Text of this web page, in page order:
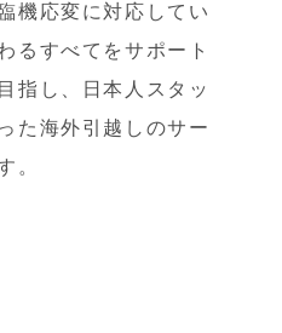
機応変に対応してい
るすべてをサポート
指し、日本人スタッ
た海外引越しのサー
。